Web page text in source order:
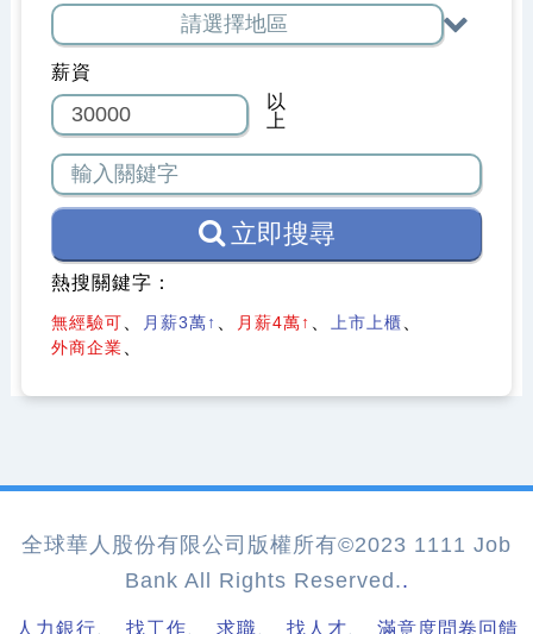
薪資
以
上
立即搜尋
熱搜關鍵字：
無經驗可 月薪3萬↑ 月薪4萬↑
上市上櫃
外商企業
全球華人股份有限公司版權所有©2023 1111 Job
Bank All Rights Reserved..
人力銀行、 找工作、 求職、 找人才、 滿意度問卷回饋